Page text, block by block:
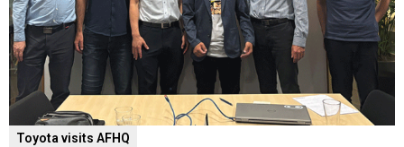
Toyota visits AFHQ